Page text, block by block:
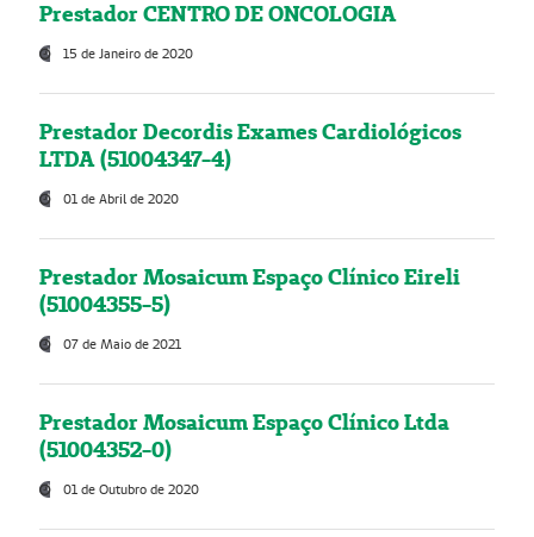
Prestador CENTRO DE ONCOLOGIA
15 de Janeiro de 2020
Prestador Decordis Exames Cardiológicos
LTDA (51004347-4)
01 de Abril de 2020
Prestador Mosaicum Espaço Clínico Eireli
(51004355-5)
07 de Maio de 2021
Prestador Mosaicum Espaço Clínico Ltda
(51004352-0)
01 de Outubro de 2020